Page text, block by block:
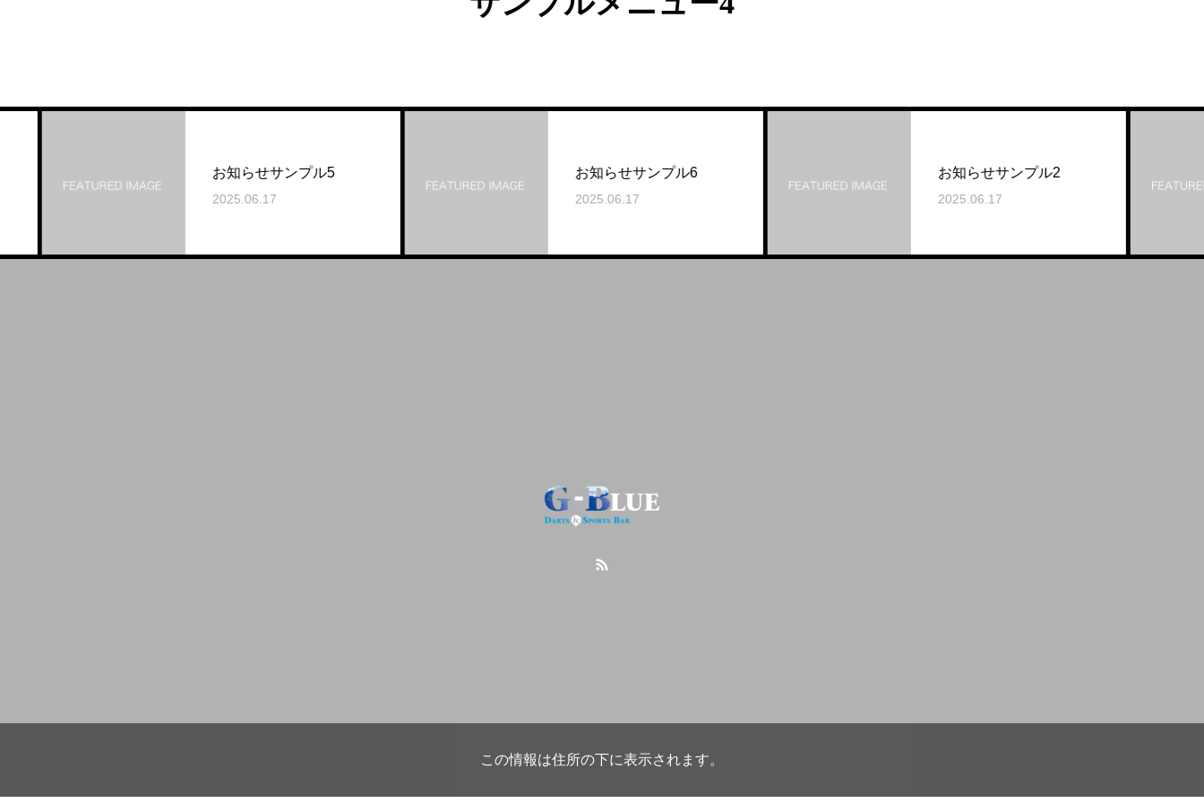
お知らせサンプル5
2025.06.17
お知らせサンプル6
2025.06.17
お知らせサンプル2
2025.06.17
この情報は住所の下に表示されます。